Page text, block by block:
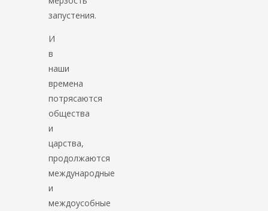
запустения.
И
в
наши
времена
потрясаются
общества
и
царства,
продолжаются
международные
и
междоусобные